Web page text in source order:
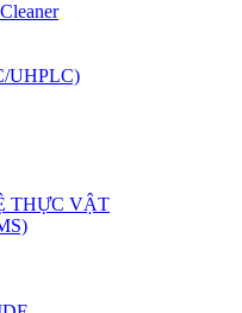
UHPLC)
THỰC VẬT